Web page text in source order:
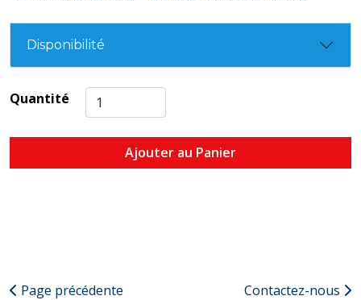
Disponibilité
Quantité
Ajouter au Panier
Page précédente Contactez-nous